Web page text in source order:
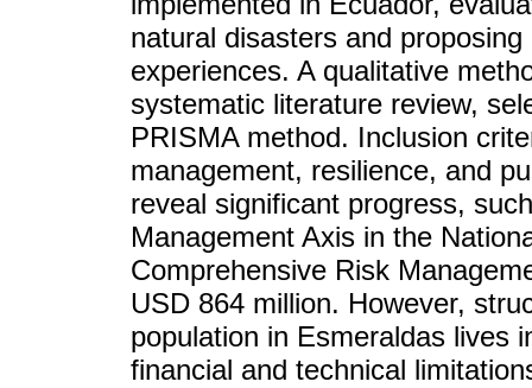
natural disasters and
experiences. A qualitative
systematic literature review,
PRISMA method. Inclusion
management, resilience, and
reveal significant progress,
Management Axis in the
Comprehensive Risk
USD 864 million. However,
population in Esmeraldas lives
financial and technical